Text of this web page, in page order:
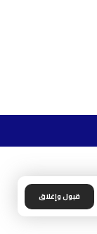
قبول وإغلاق